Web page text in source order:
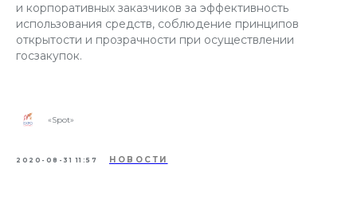
и корпоративных заказчиков за эффективность
использования средств, соблюдение принципов
открытости и прозрачности при осуществлении
госзакупок.
«Spot»
2020-08-31 11:57 НОВОСТИ